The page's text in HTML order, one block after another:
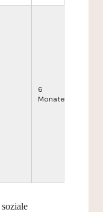
6
Monate